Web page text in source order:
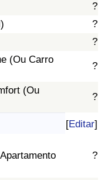
?
?
?
(Ou Carro
?
(Ou
?
[Editar]
?